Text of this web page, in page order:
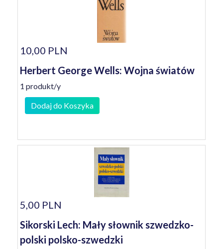
10,00 PLN
Herbert George Wells: Wojna światów
1 produkt/y
Dodaj do Koszyka
5,00 PLN
Sikorski Lech: Mały słownik szwedzko-
polski polsko-szwedzki